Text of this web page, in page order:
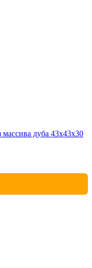
дуба 43х43х30